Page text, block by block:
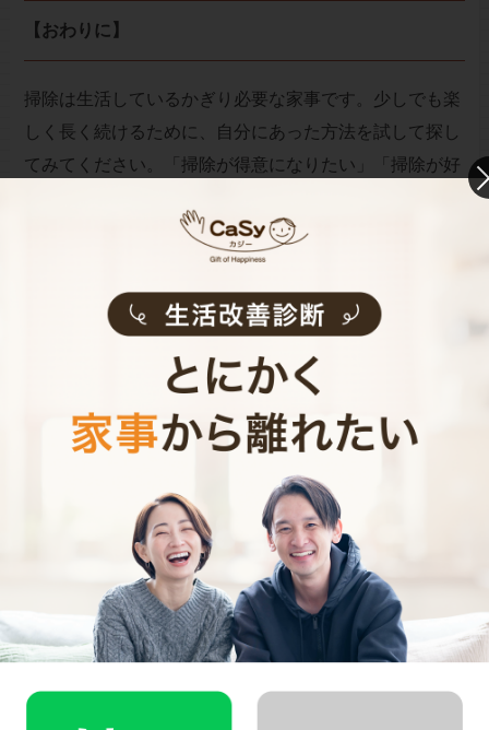
【おわりに】
掃除は生活しているかぎり必要な家事です。少しでも楽
しく長く続けるために、自分にあった方法を試して探し
てみてください。「掃除が得意になりたい」「掃除が好
ら脱出する方法かもしれません。
お財布と心が笑顔になるクラウド家事代行
CaSy（カジー）のご案内
タン･便利･あんしんなお掃除代行･お料理代行サービスで